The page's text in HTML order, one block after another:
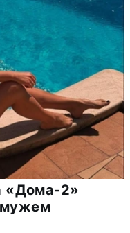
«Дома-2»
мужем